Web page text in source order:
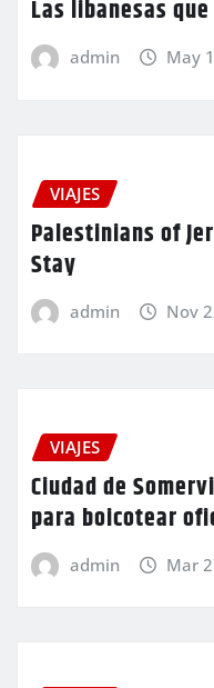
Las libanesas
admin May
VIAJES
Palestinians of
Stay
admin Nov
VIAJES
Ciudad de
para boicotear
admin Mar